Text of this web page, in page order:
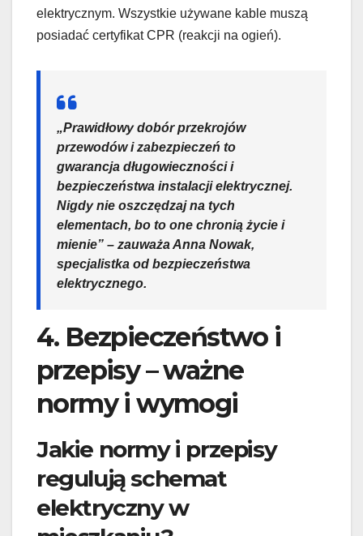
elektrycznym. Wszystkie używane kable muszą
posiadać certyfikat CPR (reakcji na ogień).
„Prawidłowy dobór przekrojów
przewodów i zabezpieczeń to
gwarancja długowieczności i
bezpieczeństwa instalacji elektrycznej.
Nigdy nie oszczędzaj na tych
elementach, bo to one chronią życie i
mienie” – zauważa Anna Nowak,
specjalistka od bezpieczeństwa
elektrycznego.
4. Bezpieczeństwo i
przepisy – ważne
normy i wymogi
Jakie normy i przepisy
regulują schemat
elektryczny w